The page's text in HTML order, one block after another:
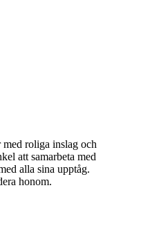
med roliga inslag och
att samarbeta med
alla sina upptåg.
honom.